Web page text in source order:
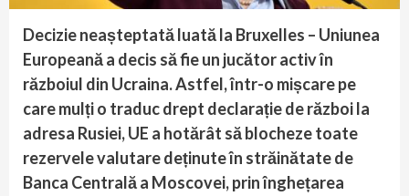
Decizie neașteptată luată la Bruxelles – Uniunea
Europeană a decis să fie un jucător activ în
războiul din Ucraina. Astfel, într-o mișcare pe
care mulți o traduc drept declarație de război la
adresa Rusiei, UE a hotărât să blocheze toate
rezervele valutare deținute în străinătate de
Banca Centrală a Moscovei, prin înghețarea